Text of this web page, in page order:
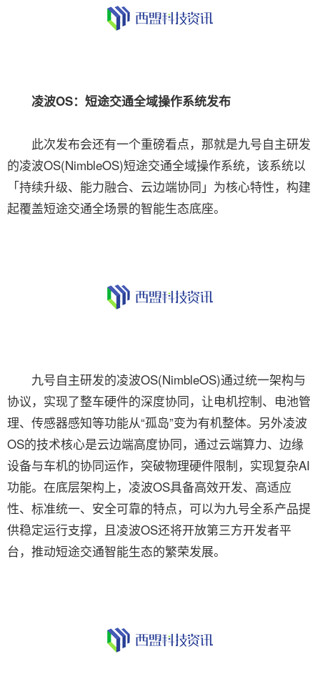
凌波OS：短途交通全域操作系统发布
此次发布会还有一个重磅看点，那就是九号自主研发
的凌波OS(NimbleOS)短途交通全域操作系统，该系统以
「持续升级、能力融合、云边端协同」为核心特性，构建
起覆盖短途交通全场景的智能生态底座。
九号自主研发的凌波OS(NimbleOS)通过统一架构与
协议，实现了整车硬件的深度协同，让电机控制、电池管
理、传感器感知等功能从“孤岛”变为有机整体。另外凌波
OS的技术核心是云边端高度协同，通过云端算力、边缘
设备与车机的协同运作，突破物理硬件限制，实现复杂AI
功能。在底层架构上，凌波OS具备高效开发、高适应
性、标准统一、安全可靠的特点，可以为九号全系产品提
供稳定运行支撑，且凌波OS还将开放第三方开发者平
台，推动短途交通智能生态的繁荣发展。